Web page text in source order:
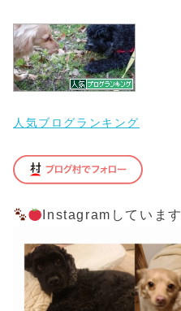
人気ブログランキング
Instagramしています